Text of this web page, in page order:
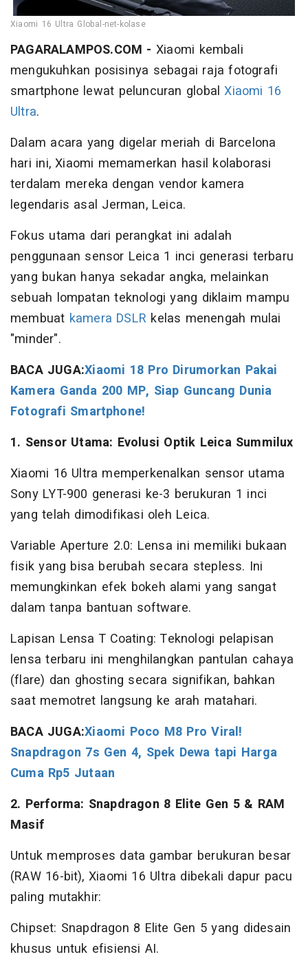
Xiaomi 16 Ultra Global-net-kolase
PAGARALAMPOS.COM - Xiaomi kembali
mengukuhkan posisinya sebagai raja fotografi
smartphone lewat peluncuran globalXiaomi 16
Ultra.
Dalam acara yang digelar meriah di Barcelona
hari ini, Xiaomi memamerkan hasil kolaborasi
terdalam mereka dengan vendor kamera
legendaris asal Jerman, Leica.
Fokus utama dari perangkat ini adalah
penggunaan sensor Leica 1 inci generasi terbaru
yang bukan hanya sekadar angka, melainkan
sebuah lompatan teknologi yang diklaim mampu
membuat kamera DSLR kelas menengah mulai
"minder".
BACA JUGA:Xiaomi 18 Pro Dirumorkan Pakai
Kamera Ganda 200 MP, Siap Guncang Dunia
Fotografi Smartphone!
1. Sensor Utama: Evolusi Optik Leica Summilux
Xiaomi 16 Ultra memperkenalkan sensor utama
Sony LYT-900 generasi ke-3 berukuran 1 inci
yang telah dimodifikasi oleh Leica.
Variable Aperture 2.0: Lensa ini memiliki bukaan
fisik yang bisa berubah secara stepless. Ini
memungkinkan efek bokeh alami yang sangat
dalam tanpa bantuan software.
Lapisan Lensa T Coating: Teknologi pelapisan
lensa terbaru ini menghilangkan pantulan cahaya
(flare) dan ghosting secara signifikan, bahkan
saat memotret langsung ke arah matahari.
BACA JUGA:Xiaomi Poco M8 Pro Viral!
Snapdragon 7s Gen 4, Spek Dewa tapi Harga
Cuma Rp5 Jutaan
2. Performa: Snapdragon 8 Elite Gen 5 & RAM
Masif
Untuk memproses data gambar berukuran besar
(RAW 16-bit), Xiaomi 16 Ultra dibekali dapur pacu
paling mutakhir:
Chipset: Snapdragon 8 Elite Gen 5 yang didesain
khusus untuk efisiensi AI.